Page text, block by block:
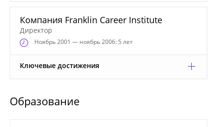
Компания Franklin Career Institute
Директор
Ноябрь2001 — ноябрь 2006: 5 лет
Ключевые достижения
Образование